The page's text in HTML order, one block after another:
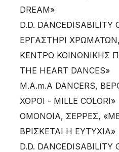
DREAM»
D.D. DANCEDISABILITY
ΕΡΓΑΣΤΗΡΙ ΧΡΩΜΑΤΩΝ,
ΚΕΝΤΡΟ ΚΟΙΝΩΝΙΚΗΣ
THE HEART DANCES»
M.A.m.A DANCERS,
ΧΟΡΟΙ - MILLE COLORI»
ΟΜΟΝΟΙΑ, ΣΕΡΡΕΣ,
ΒΡΙΣΚΕΤΑΙ Η ΕΥΤΥΧΙΑ»
D.D.